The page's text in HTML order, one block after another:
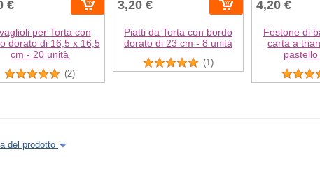
€
per Torta con
dorato di 16,5 x 16,5
cm - 20 unità
(2)
3,20 €
Piatti da Torta con bordo
dorato di 23 cm - 8 unità
(1)
4,20 €
Festone di
carta a
del prodotto